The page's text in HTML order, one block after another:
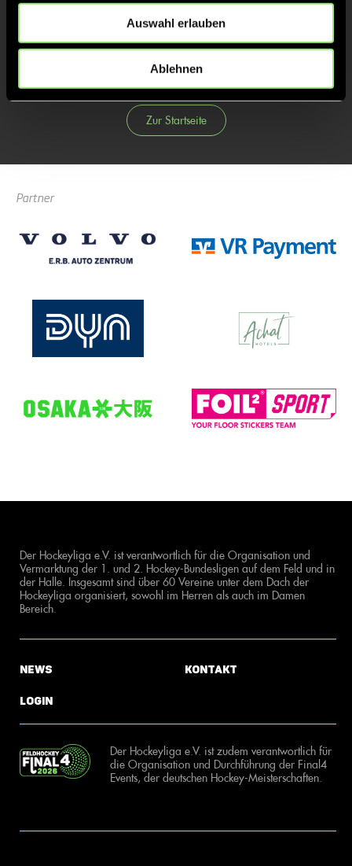
Auswahl erlauben
Ablehnen
Zur Startseite
Partner
Der Hockeyliga e.V. ist verantwortlich für die Organisation und
Vermarktung der 1. und 2. Hockey-Bundesligen auf dem Feld und in
der Halle. Insgesamt sind über 60 Vereine unter dem Dach der
Hockeyliga organisiert, sowohl im Herren als auch im Damen
Bereich.
News
Login
Kontakt
Der Hockeyliga e.V. ist zudem verantwortlich für
die Organisation und Durchführung der Final4
Events, der deutschen Hockey-Meisterschaften.